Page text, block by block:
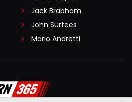
Jack Brabham
John Surtees
Mario Andretti